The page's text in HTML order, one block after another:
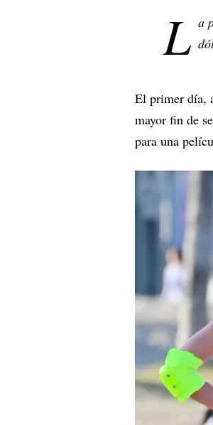
L a
El primer día,
mayor fin de
para una